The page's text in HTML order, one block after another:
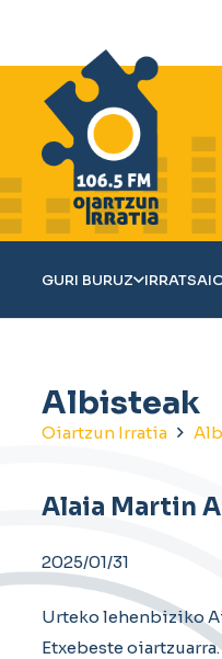
GURI BURUZ
Albisteak
Oiartzun Irratia
Alaia Martin
2025/01/31
Urteko lehenbiziko
Etxebeste